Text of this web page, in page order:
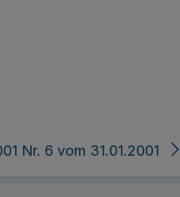
Nr. 6 vom 31.01.2001